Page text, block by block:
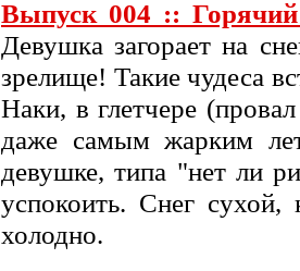
Выпуск 004 ::
Девушка загорает на
зрелище! Такие чудеса
Наки, в глетчере
даже самым жарким
девушке, типа "нет ли
успокоить. Снег
холодно.